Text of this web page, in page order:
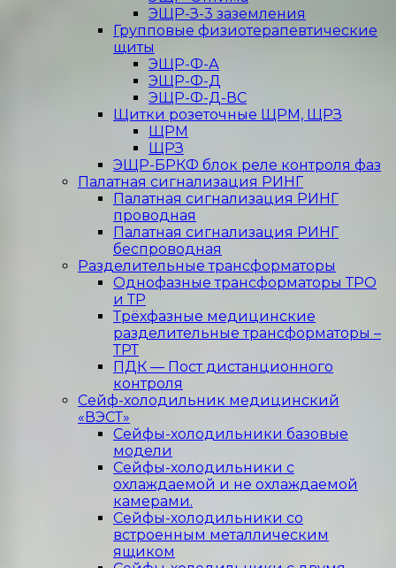
ЭЩР-З-3 заземления
Групповые физиотерапевтические
щиты
ЭЩР-Ф-А
ЭЩР-Ф-Д
ЭЩР-Ф-Д-ВС
Щитки розеточные ЩРМ, ЩРЗ
ЩРМ
ЩРЗ
ЭЩР-БРКФ блок реле контроля фаз
Палатная сигнализация РИНГ
Палатная сигнализация РИНГ
проводная
Палатная сигнализация РИНГ
беспроводная
Разделительные трансформаторы
Однофазные трансформаторы ТРО
и ТР
Трёхфазные медицинские
разделительные трансформаторы –
ТРТ
ПДК — Пост дистанционного
контроля
Сейф-холодильник медицинский
«ВЭСТ»
Сейфы-холодильники базовые
модели
Сейфы-холодильники с
охлаждаемой и не охлаждаемой
камерами.
Сейфы-холодильники со
встроенным металлическим
ящиком